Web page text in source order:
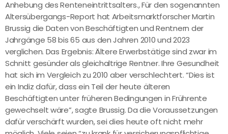
Anhebung des Renteneintrittsalters., Für den sogenannten
Altersübergangs-Report hat Arbeitsmarktforscher Martin
Brussig die Daten von Beschäftigten und Rentnern der
Jahrgänge 58 bis 65 aus den Jahren 2010 und 2023
verglichen. Das Ergebnis: Ältere Erwerbstätige sind zwar im
Schnitt gesünder als gleichaltrige Rentner. Ihre Gesundheit
hat sich im Vergleich zu 2010 aber verschlechtert. “Dies ist
ein Indiz dafür, dass ein Teil der heute älteren
Beschäftigten unter früheren Bedingungen in Frührente
gewechselt wäre”, sagte Brussig. Da die Voraussetzungen
dafür verschärft wurden, sei dies heute oft nicht mehr